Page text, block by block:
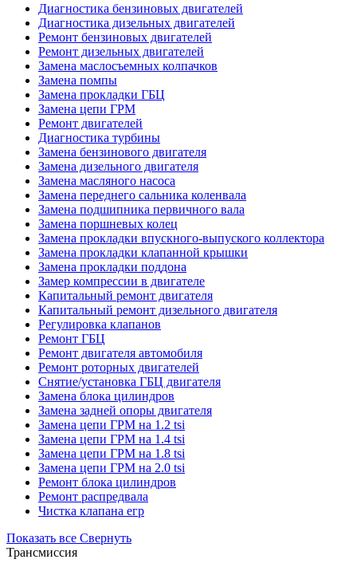
Диагностика бензиновых двигателей
Диагностика дизельных двигателей
Ремонт бензиновых двигателей
Ремонт дизельных двигателей
Замена маслосъемных колпачков
Замена помпы
Замена прокладки ГБЦ
Замена цепи ГРМ
Ремонт двигателей
Диагностика турбины
Замена бензинового двигателя
Замена дизельного двигателя
Замена масляного насоса
Замена переднего сальника коленвала
Замена подшипника первичного вала
Замена поршневых колец
Замена прокладки впускного-выпуского коллектора
Замена прокладки клапанной крышки
Замена прокладки поддона
Замер компрессии в двигателе
Капитальный ремонт двигателя
Капитальный ремонт дизельного двигателя
Регулировка клапанов
Ремонт ГБЦ
Ремонт двигателя автомобиля
Ремонт роторных двигателей
Снятие/установка ГБЦ двигателя
Замена блока цилиндров
Замена задней опоры двигателя
Замена цепи ГРМ на 1.2 tsi
Замена цепи ГРМ на 1.4 tsi
Замена цепи ГРМ на 1.8 tsi
Замена цепи ГРМ на 2.0 tsi
Ремонт блока цилиндров
Ремонт распредвала
Чистка клапана егр
Показать все Свернуть
Трансмиссия